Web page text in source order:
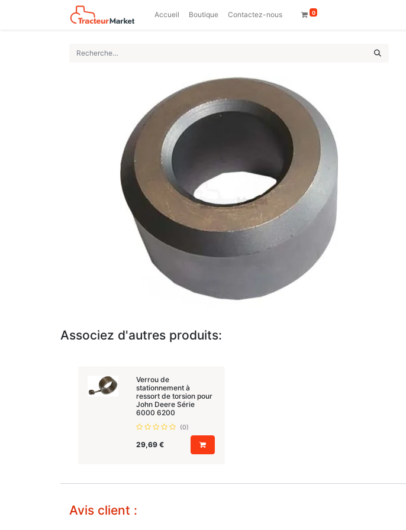
Accueil Boutique Contactez-nous 0
Associez d'autres produits:
Verrou de
stationnement à
ressort de torsion pour
John Deere Série
6000 6200
(0)
29,69€
Avis client :